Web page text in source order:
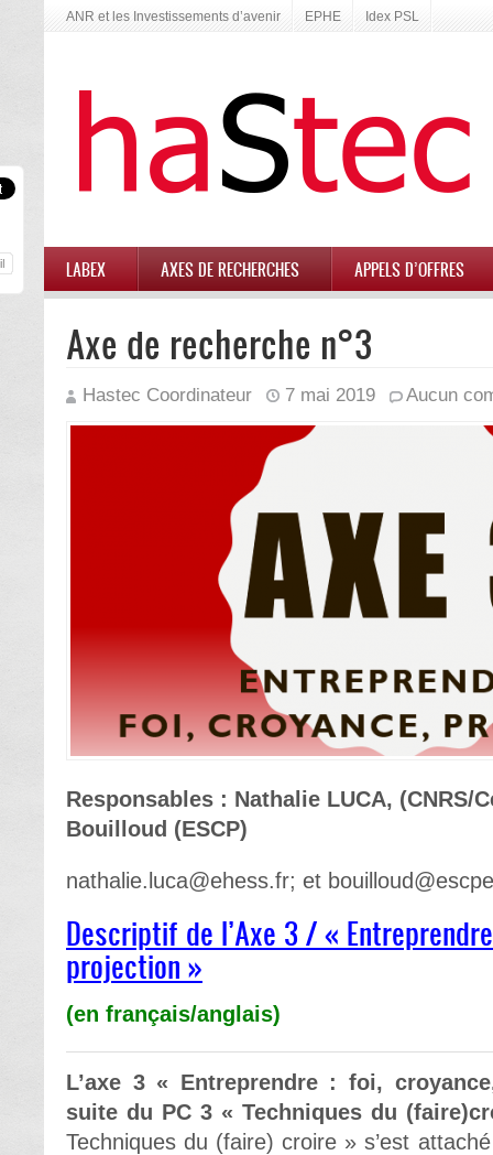
ANR et les Investissements d’avenir EPHE Idex PSL
LABEX AXES DE RECHERCHES APPELS D’OFFRES
Axe de recherche n°3
Hastec Coordinateur 7 mai 2019 Aucun
Responsables : Nathalie LUCA, (CNRS/
Bouilloud (ESCP)
nathalie.luca@ehess.fr; et
Descriptif de l’Axe 3 / «
projection »
(en français/anglais)
L’axe 3 « Entreprendre : foi,
suite du PC 3 « Techniques du
Techniques du (faire) croire » s’est